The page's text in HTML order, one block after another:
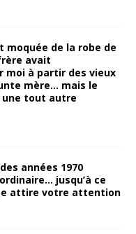
moquée de la robe de
avait
moi à partir des vieux
mère… mais le
tout autre
années 1970
jusqu’à ce
attire votre attention